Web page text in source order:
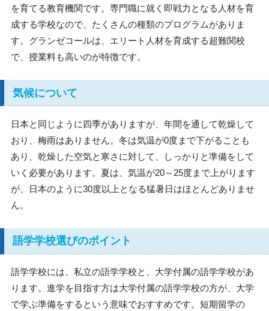
を育てる教育機関です。専門職に就く即戦力となる人材を育
成する学校なので、たくさんの種類のプログラムがありま
す。グランゼコールは、エリート人材を育成する超難関校
で、授業料も高いのが特徴です。
気候について
日本と同じように四季がありますが、年間を通して乾燥して
おり、梅雨はありません。冬は気温が0度まで下がることも
あり、乾燥した空気と寒さに対して、しっかりと準備をして
いく必要があります。夏は、気温が20～25度まで上がります
が、日本のように30度以上となる猛暑日はほとんどありませ
ん。
語学学校選びのポイント
語学学校には、私立の語学学校と、大学付属の語学学校があ
ります。進学を目指す方は大学付属の語学学校の方が、大学
で学ぶ準備をするという意味でおすすめです。短期留学の